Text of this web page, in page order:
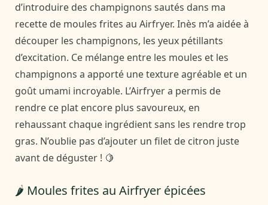
d’introduire des champignons sautés dans ma
recette de moules frites au Airfryer. Inès m’a aidée à
découper les champignons, les yeux pétillants
d’excitation. Ce mélange entre les moules et les
champignons a apporté une texture agréable et un
goût umami incroyable. L’Airfryer a permis de
rendre ce plat encore plus savoureux, en
rehaussant chaque ingrédient sans les rendre trop
gras. N’oublie pas d’ajouter un filet de citron juste
avant de déguster ! 🍋
🌶️ Moules frites au Airfryer épicées